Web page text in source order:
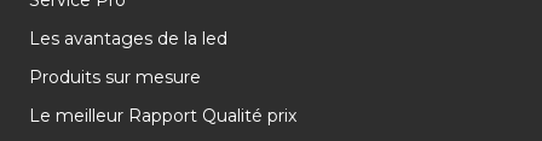
Les avantages de la led
Produits sur mesure
Le meilleur Rapport Qualité prix